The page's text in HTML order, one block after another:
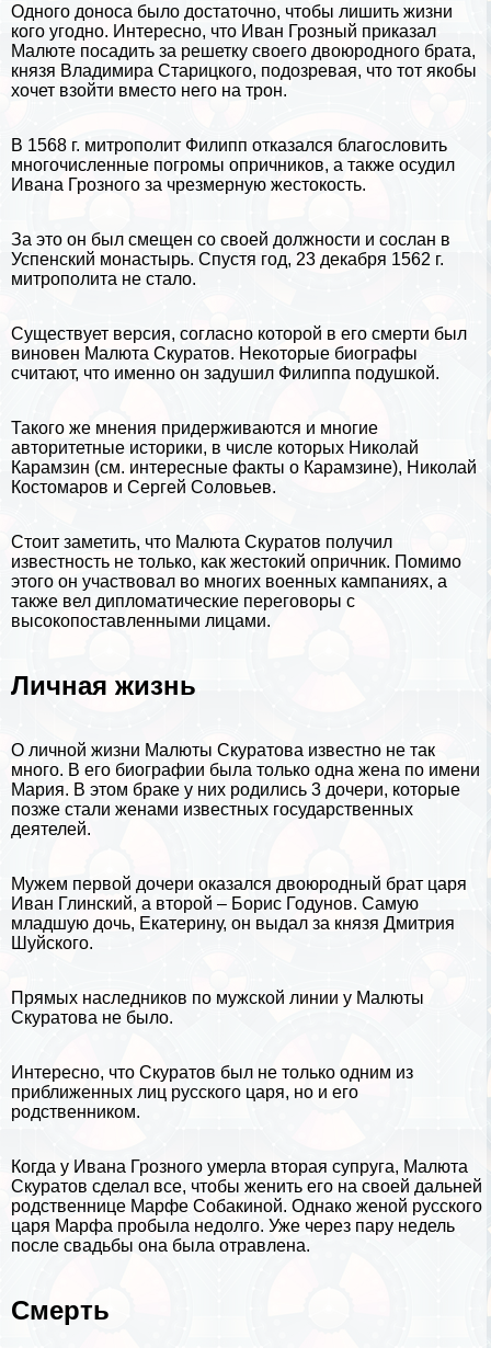
Одного доноса было достаточно, чтобы лишить жизни
кого угодно. Интересно, что Иван Грозный приказал
Малюте посадить за решетку своего двоюродного брата,
князя Владимира Старицкого, подозревая, что тот якобы
хочет взойти вместо него на трон.
В 1568 г. митрополит Филипп отказался благословить
многочисленные погромы опричников, а также осудил
Ивана Грозного за чрезмерную жестокость.
За это он был смещен со своей должности и сослан в
Успенский монастырь. Спустя год, 23 декабря 1562 г.
митрополита не стало.
Существует версия, согласно которой в его cмepти был
виновен Малюта Скуратов. Некоторые биографы
считают, что именно он задушил Филиппа подушкой.
Такого же мнения придерживаются и многие
авторитетные историки, в числе которых Николай
Карамзин (см. интересные факты о Карамзине), Николай
Костомаров и Сергeй Соловьев.
Стоит заметить, что Малюта Скуратов получил
известность не только, как жестокий опричник. Помимо
этого он участвовал во многих военных кампаниях, а
также вел дипломатические переговоры с
высокопоставленными лицами.
Личная жизнь
О личной жизни Малюты Скуратова известно не так
много. В его биографии была только одна жена по имени
Мария. В этом бpaке у них родились 3 дочери, которые
позже стали женами известных государственных
деятелей.
Мужем первой дочери оказался двоюродный брат царя
Иван Глинский, а второй – Борис Годунов. Самую
младшую дочь, Екатерину, он выдал за князя Дмитрия
Шуйского.
Прямых наследников по мужской линии у Малюты
Скуратова не было.
Интересно, что Скуратов был не только одним из
приближенных лиц русского царя, но и его
родственником.
Когда у Ивана Грозного умерла вторая супруга, Малюта
Скуратов сделал все, чтобы женить его на своей дальней
родственнице Марфе Собакиной. Однако женой русского
царя Марфа пробыла недолго. Уже через пару недель
после свадьбы она была отравлена.
Cмepть